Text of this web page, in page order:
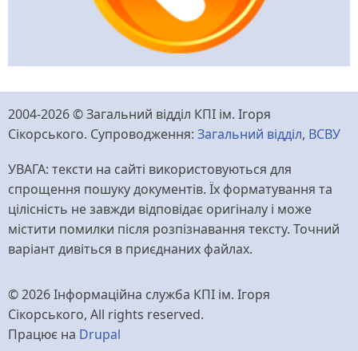
2004-2026 © Загальний відділ КПІ ім. Ігоря
Сікорського. Супроводження: Загальний відділ, ВСВУ
УВАГА: тексти на сайті використовуються для
спрощення пошуку документів. Їх форматування та
цілісність не завжди відповідає оригіналу і може
містити помилки після розпізнавання тексту. Точний
варіант дивіться в приєднаних файлах.
© 2026 Інформаційна служба КПІ ім. Ігоря
Сікорського, All rights reserved.
Працює на Drupal